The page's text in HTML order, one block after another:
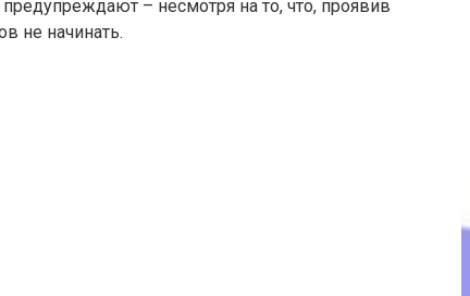
– несмотря на то, что, проявив
не начинать.